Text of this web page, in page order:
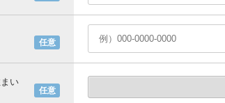
任意
任意
い